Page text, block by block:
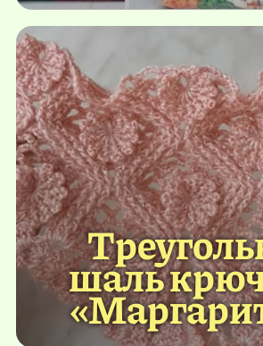
шаль